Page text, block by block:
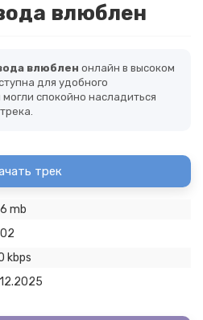
влюблен
влюблен онлайн в высоком
для удобного
спокойно насладиться
трек
mb
kbps